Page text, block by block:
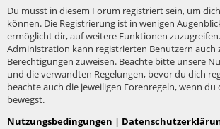
Du musst in diesem Forum registriert sein, um
können. Die Registrierung ist in wenigen
ermöglicht dir, auf weitere Funktionen
Administration kann registrierten Benutzern auch
Berechtigungen zuweisen. Beachte bitte unsere
und die verwandten Regelungen, bevor du dich
beachte auch die jeweiligen Forenregeln, wenn du
bewegst.
Nutzungsbedingungen |